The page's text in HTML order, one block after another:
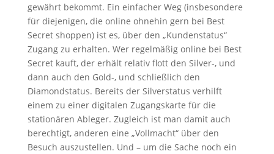
gewährt bekommt. Ein einfacher Weg (insbesondere
für diejenigen, die online ohnehin gern bei Best
Secret shoppen) ist es, über den „Kundenstatus“
Zugang zu erhalten. Wer regelmäßig online bei Best
Secret kauft, der erhält relativ flott den Silver-, und
dann auch den Gold-, und schließlich den
Diamondstatus. Bereits der Silverstatus verhilft
einem zu einer digitalen Zugangskarte für die
stationären Ableger. Zugleich ist man damit auch
berechtigt, anderen eine „Vollmacht“ über den
Besuch auszustellen. Und – um die Sache noch ein